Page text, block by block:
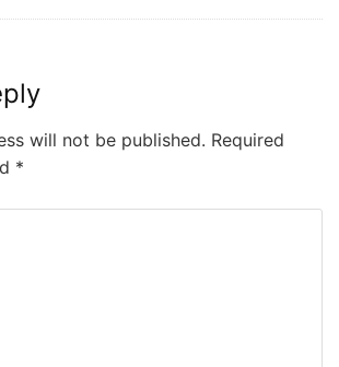
will not be published. Required
*